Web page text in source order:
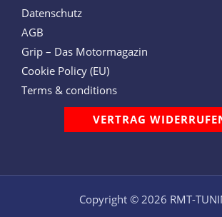
Datenschutz
AGB
Grip – Das Motormagazin
Cookie Policy (EU)
Terms & conditions
VERTRAG
Copyright © 2026 RMT-